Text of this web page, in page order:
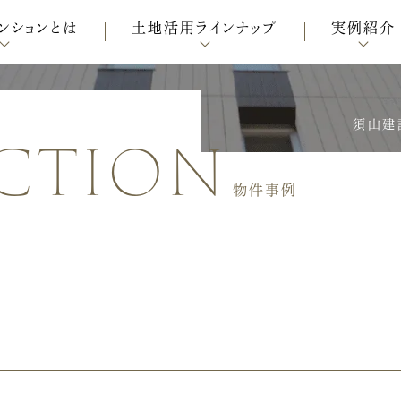
ションとは 土地活用ラインナップ 実例紹介
須山建
物件事例